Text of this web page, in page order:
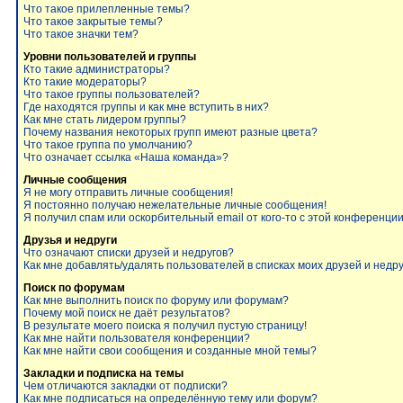
Что такое прилепленные темы?
Что такое закрытые темы?
Что такое значки тем?
Уровни пользователей и группы
Кто такие администраторы?
Кто такие модераторы?
Что такое группы пользователей?
Где находятся группы и как мне вступить в них?
Как мне стать лидером группы?
Почему названия некоторых групп имеют разные цвета?
Что такое группа по умолчанию?
Что означает ссылка «Наша команда»?
Личные сообщения
Я не могу отправить личные сообщения!
Я постоянно получаю нежелательные личные сообщения!
Я получил спам или оскорбительный email от кого-то с этой
Друзья и недруги
Что означают списки друзей и недругов?
Как мне добавлять/удалять пользователей в списках моих друзей и
Поиск по форумам
Как мне выполнить поиск по форуму или форумам?
Почему мой поиск не даёт результатов?
В результате моего поиска я получил пустую страницу!
Как мне найти пользователя конференции?
Как мне найти свои сообщения и созданные мной темы?
Закладки и подписка на темы
Чем отличаются закладки от подписки?
Как мне подписаться на определённую тему или форум?